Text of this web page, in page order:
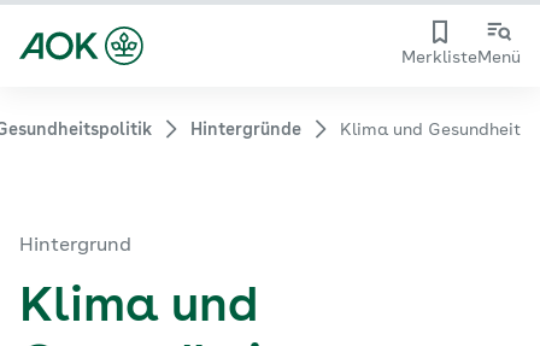
MerklisteMenü
Hintergründe Klima und Gesundheit
Hintergrund
Klima und